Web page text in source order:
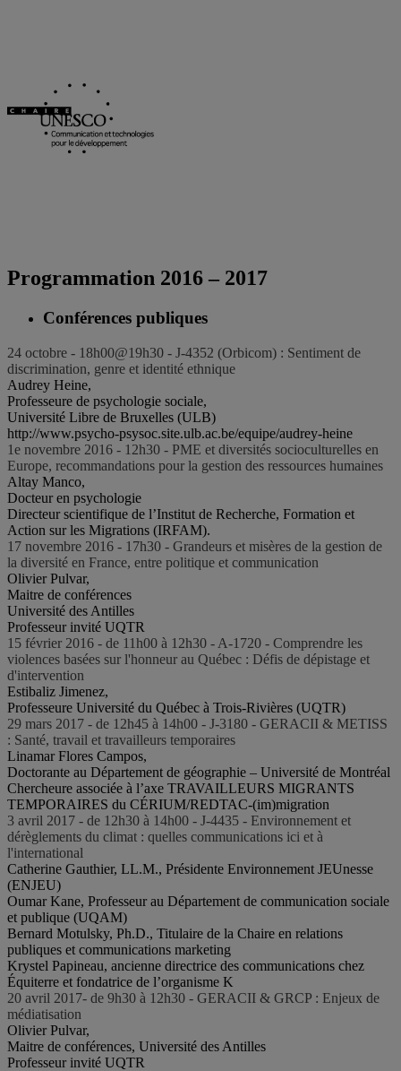
Programmation 2016 – 2017
Conférences publiques
24 octobre - 18h00@19h30 - J-4352 (Orbicom) : Sentiment de
discrimination, genre et identité ethnique
Audrey Heine,
Professeure de psychologie sociale,
Université Libre de Bruxelles (ULB)
http://www.psycho-psysoc.site.ulb.ac.be/equipe/audrey-heine
1e novembre 2016 - 12h30 - PME et diversités socioculturelles en
Europe, recommandations pour la gestion des ressources humaines
Altay Manco,
Docteur en psychologie
Directeur scientifique de l’Institut de Recherche, Formation et
Action sur les Migrations (IRFAM).
17 novembre 2016 - 17h30 - Grandeurs et misères de la gestion de
la diversité en France, entre politique et communication
Olivier Pulvar,
Maitre de conférences
Université des Antilles
Professeur invité UQTR
15 février 2016 - de 11h00 à 12h30 - A-1720 - Comprendre les
violences basées sur l'honneur au Québec : Défis de dépistage et
d'intervention
Estibaliz Jimenez,
Professeure Université du Québec à Trois-Rivières (UQTR)
29 mars 2017 - de 12h45 à 14h00 - J-3180 - GERACII & METISS
: Santé, travail et travailleurs temporaires
Linamar Flores Campos,
Doctorante au Département de géographie – Université de Montréal
Chercheure associée à l’axe TRAVAILLEURS MIGRANTS
TEMPORAIRES du CÉRIUM/REDTAC-(im)migration
3 avril 2017 - de 12h30 à 14h00 - J-4435 - Environnement et
dérèglements du climat : quelles communications ici et à
l'international
Catherine Gauthier, LL.M., Présidente Environnement JEUnesse
(ENJEU)
Oumar Kane, Professeur au Département de communication sociale
et publique (UQAM)
Bernard Motulsky, Ph.D., Titulaire de la Chaire en relations
publiques et communications marketing
Krystel Papineau, ancienne directrice des communications chez
Équiterre et fondatrice de l’organisme K
20 avril 2017- de 9h30 à 12h30 - GERACII & GRCP : Enjeux de
médiatisation
Olivier Pulvar,
Maitre de conférences, Université des Antilles
Professeur invité UQTR